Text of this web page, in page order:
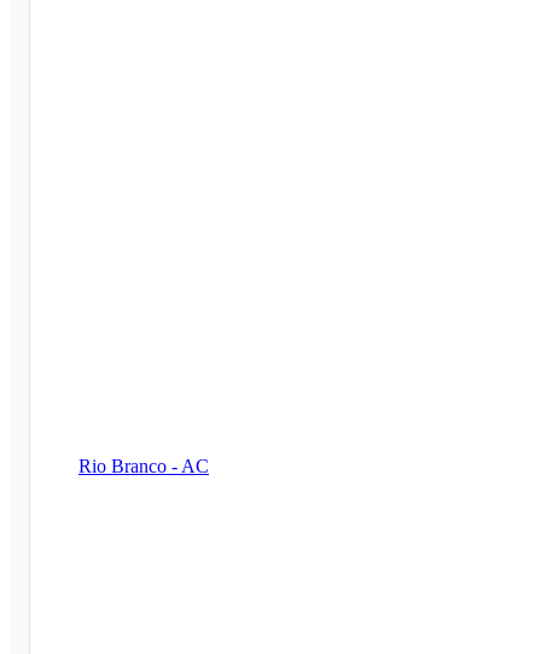
Rio Branco - AC